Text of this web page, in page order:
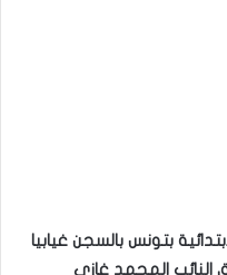
الابتدائية بتونس بالسجن غيابيا
حق النائب المجمد غازي